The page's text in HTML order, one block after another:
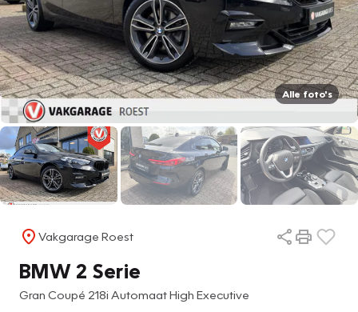
Alle foto's
Vakgarage Roest
BMW 2 Serie
Gran Coupé 218i Automaat High Executive